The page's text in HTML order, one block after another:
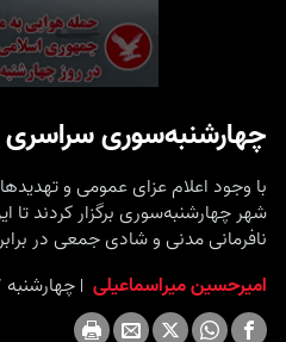
چهارشنبه‌سوری سراسری
با وجود اعلام عزای عمومی و
شهر چهارشنبه‌سوری برگزار کردند تا
نافرمانی مدنی و شادی جمعی در
امیرحسین میراسماعیلی چهارشنبه ۲۷ اسفند ۱۴۰۴ برابر با ۱۸ مارس ۲۰۲۶ ۱۴:۴۵